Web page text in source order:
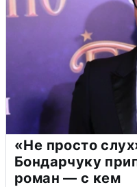
«Не просто
Бондарчуку
роман — с кем